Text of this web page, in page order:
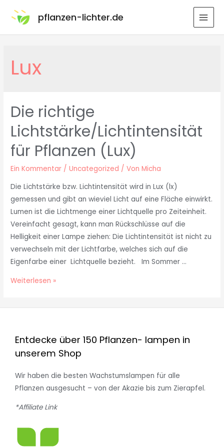
pflanzen-lichter.de
Lux
Die richtige
Lichtstärke/Lichtintensität
für Pflanzen (Lux)
Ein Kommentar /Uncategorized / VonMicha
Die Lichtstärke bzw. Lichtintensität wird in Lux (lx)
gemessen und gibt an wieviel Licht auf eine Fläche einwirkt.
Lumen ist die Lichtmenge einer Lichtquelle pro Zeiteinheit.
Vereinfacht gesagt, kann man Rückschlüsse auf die
Helligkeit einer Lampe ziehen: Die Lichtintensität ist nicht zu
verwechseln mit der Lichtfarbe, welches sich auf die
Eigenfarbe einer Lichtquelle bezieht. Im Sommer …
Weiterlesen »
Entdecke über 150 Pflanzen- lampen in
unserem Shop
Wir haben die besten Wachstumslampen für alle
Pflanzen ausgesucht – von der Akazie bis zum Zierapfel.
*Affiliate Link